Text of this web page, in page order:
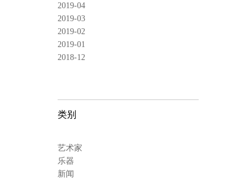
2019-04
2019-03
2019-02
2019-01
2018-12
类别
艺术家
乐器
新闻